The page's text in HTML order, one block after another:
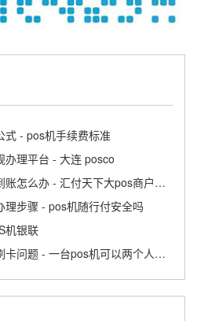
式 - pos机手续费标准
办理平台 - 大连 posco
汇付天下POS机交易没到账怎么办 - 汇付天下大pos商户版APP
理步骤 - pos机随行付安全吗
机银联
POS一机一户怎么解决刷卡问题 - 一台pos机可以两个人用吗